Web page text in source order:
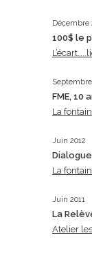
Décembre
100$ le
Septembre
FME, 10
La
Juin 2012
La
Juin 2011
La
Atelier